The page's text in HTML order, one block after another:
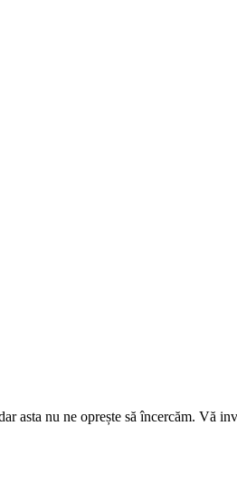
asta nu ne oprește să încercăm. Vă